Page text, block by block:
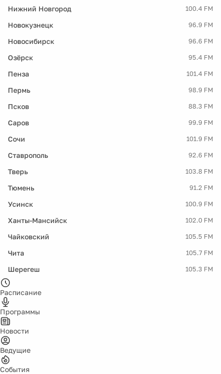
Нижний Новгород 100.4 FM
Новокузнецк 96.9 FM
Новосибирск 96.6 FM
Озёрск 95.4 FM
Пенза 101.4 FM
Пермь 98.9 FM
Псков 88.3 FM
Саров 99.9 FM
Сочи 101.9 FM
Ставрополь 92.6 FM
Тверь 103.8 FM
Тюмень 91.2 FM
Усинск 100.9 FM
Ханты-Мансийск 102.0 FM
Чайковский 105.5 FM
Чита 105.7 FM
Шерегеш 105.3 FM
Расписание
Программы
Новости
Ведущие
События